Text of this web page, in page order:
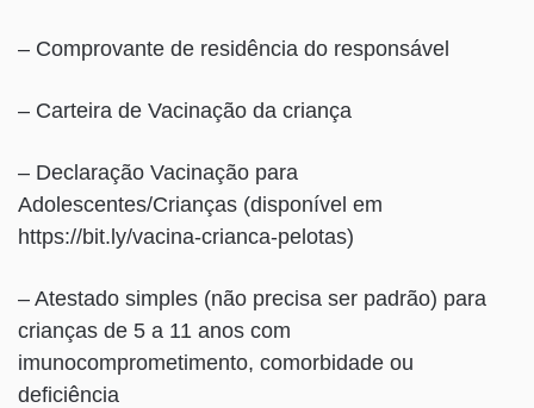
– Comprovante de residência do responsável
– Carteira de Vacinação da criança
– Declaração Vacinação para
Adolescentes/Crianças (disponível em
https://bit.ly/vacina-crianca-pelotas)
– Atestado simples (não precisa ser padrão) para
crianças de 5 a 11 anos com
imunocomprometimento, comorbidade ou
deficiência